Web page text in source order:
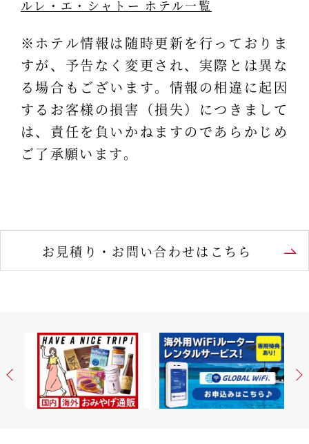
ルレ・エ・シャトー ホテル一覧
※ホテル情報は随時更新を行っておりま
すが、予告なく変更され、実際とは異な
る場合もございます。情報の相違に起因
するお客様の損害（損失）につきまして
は、責任を負いかねますのであらかじめ
ご了承願います。
お見積り・お問い合わせはこちら